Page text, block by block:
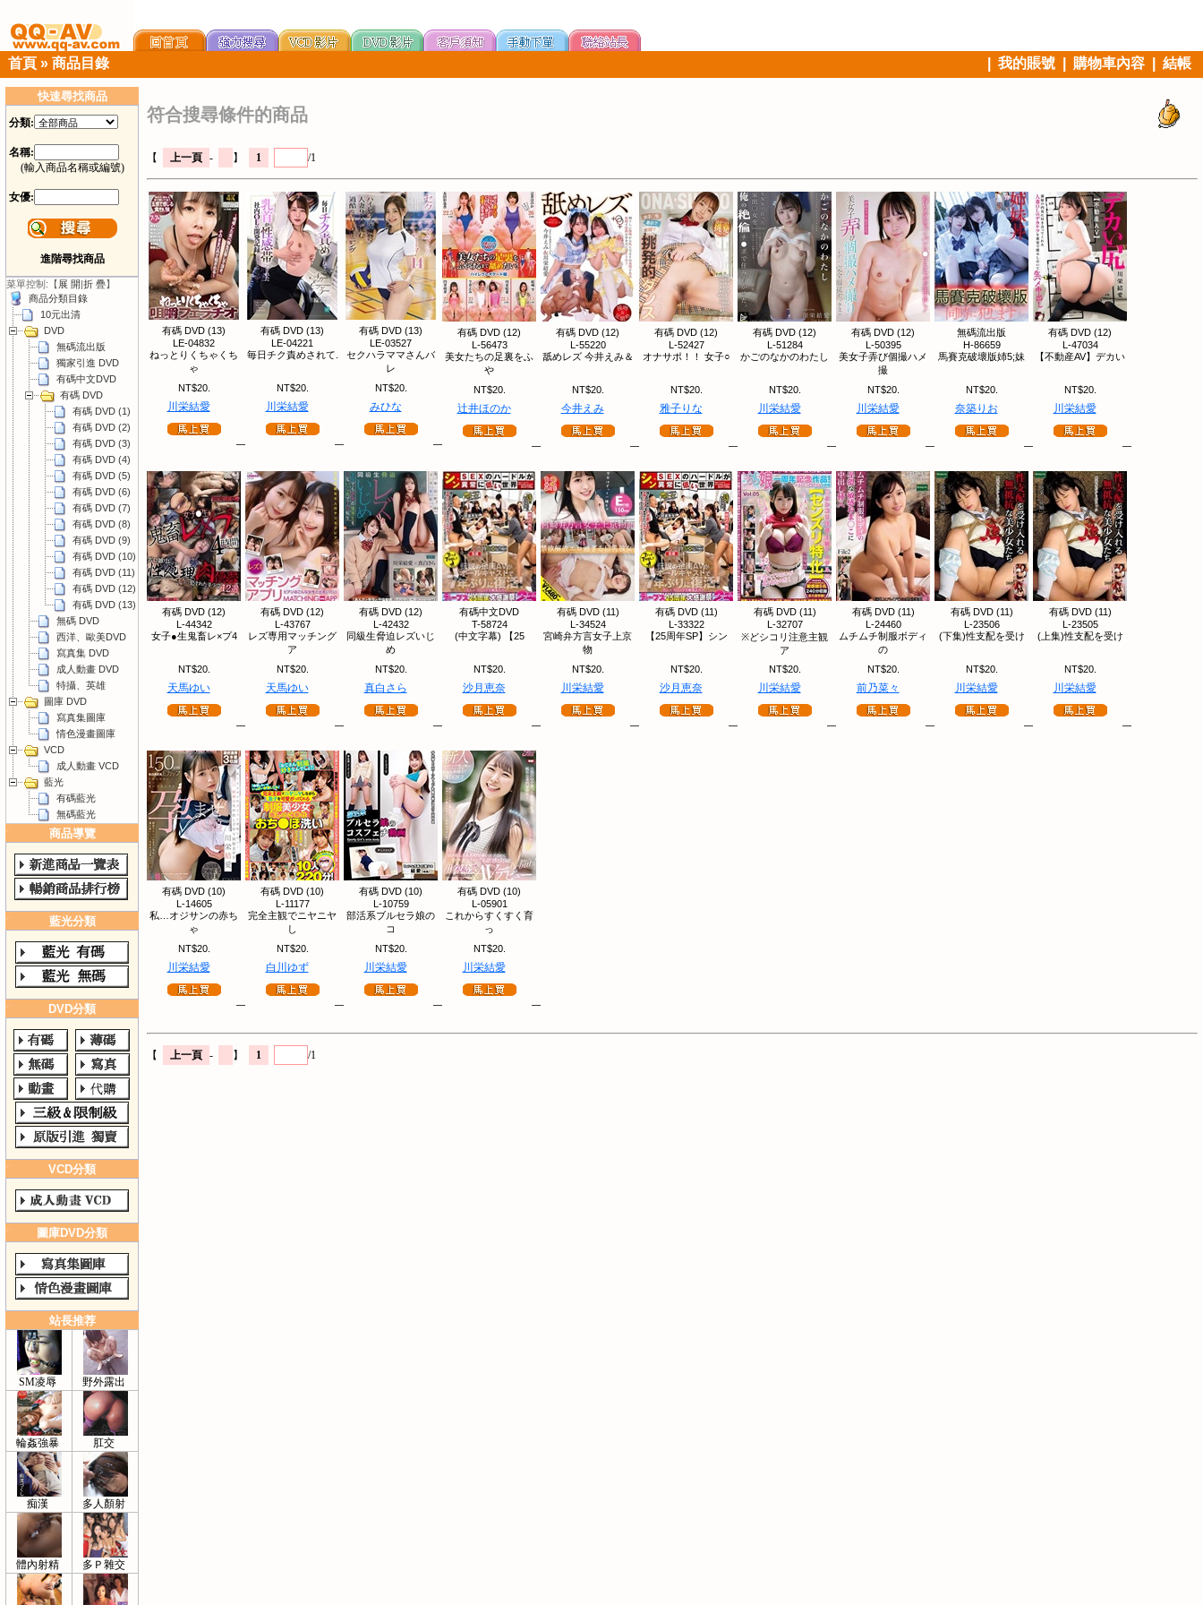
首頁 » 商品目錄 我的賬號 購物車內容 結帳
快速尋找商品
分類:
名稱:
(輸入商品名稱或編號)
女優:
進階尋找商品
菜單控制:【展 開|折 疊】
商品分類目錄
10元出清
DVD
無碼流出版
獨家引進 DVD
有碼中文DVD
有碼 DVD
有碼 DVD (1)
有碼 DVD (2)
有碼 DVD (3)
有碼 DVD (4)
有碼 DVD (5)
有碼 DVD (6)
有碼 DVD (7)
有碼 DVD (8)
有碼 DVD (9)
有碼 DVD (10)
有碼 DVD (11)
有碼 DVD (12)
有碼 DVD (13)
無碼 DVD
西洋、歐美DVD
寫真集 DVD
成人動畫 DVD
特攝、英雄
圖庫 DVD
寫真集圖庫
情色漫畫圖庫
VCD
成人動畫 VCD
藍光
有碼藍光
無碼藍光
商品導覽
藍光分類
DVD分類
VCD分類
圖庫DVD分類
站長推荐
SM凌辱 野外露出
輪姦強暴 肛交
痴漢 多人顏射
體內射精 多Ｐ雜交
符合搜尋條件的商品
【 上一頁 - 】 1 /1
有碼 DVD (13)
LE-04832
ねっとりくちゃくち
ゃ
NT$20.
川栄結愛
有碼 DVD (13)
LE-04221
毎日チク責めされて.
NT$20.
川栄結愛
有碼 DVD (13)
LE-03527
セクハラママさんバ
レ
NT$20.
みひな
有碼 DVD (12)
L-56473
美女たちの足裏をふ
や
NT$20.
辻井ほのか
有碼 DVD (12)
L-55220
舐めレズ 今井えみ＆
NT$20.
今井えみ
有碼 DVD (12)
L-52427
オナサポ！！ 女子○
NT$20.
雅子りな
有碼 DVD (12)
L-51284
かごのなかのわたし
NT$20.
川栄結愛
有碼 DVD (12)
L-50395
美女子弄び個撮ハメ
撮
NT$20.
川栄結愛
無碼流出版
H-86659
馬賽克破壞版姉5;妹
NT$20.
奈築りお
有碼 DVD (12)
L-47034
【不動産AV】デカい
NT$20.
川栄結愛
有碼 DVD (12)
L-44342
女子●生鬼畜レ×プ4
NT$20.
天馬ゆい
有碼 DVD (12)
L-43767
レズ専用マッチング
ア
NT$20.
天馬ゆい
有碼 DVD (12)
L-42432
同級生脅迫レズいじ
め
NT$20.
真白さら
有碼中文DVD
T-58724
(中文字幕) 【25
NT$20.
沙月恵奈
有碼 DVD (11)
L-34524
宮崎弁方言女子上京
物
NT$20.
川栄結愛
有碼 DVD (11)
L-33322
【25周年SP】シン
NT$20.
沙月恵奈
有碼 DVD (11)
L-32707
※どシコリ注意主観
ア
NT$20.
川栄結愛
有碼 DVD (11)
L-24460
ムチムチ制服ボディ
の
NT$20.
前乃菜々
有碼 DVD (11)
L-23506
(下集)性支配を受け
NT$20.
川栄結愛
有碼 DVD (11)
L-23505
(上集)性支配を受け
NT$20.
川栄結愛
有碼 DVD (10)
L-14605
私…オジサンの赤ち
ゃ
NT$20.
川栄結愛
有碼 DVD (10)
L-11177
完全主観でニヤニヤ
し
NT$20.
白川ゆず
有碼 DVD (10)
L-10759
部活系ブルセラ娘の
コ
NT$20.
川栄結愛
有碼 DVD (10)
L-05901
これからすくすく育
っ
NT$20.
川栄結愛
【 上一頁 - 】 1 /1